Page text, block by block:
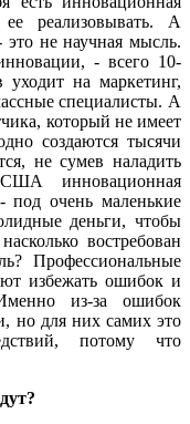
реализовывать. А
это не научная мысль.
- всего 10-
уходит на маркетинг,
специалисты. А
который не имеет
создаются тысячи
не сумев наладить
инновационная
под очень маленькие
деньги, чтобы
востребован
Профессиональные
избежать ошибок и
из-за ошибок
но для них самих это
потому что